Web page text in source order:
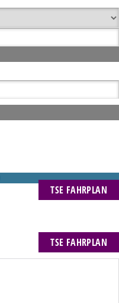
TSE FAHRPLAN
TSE FAHRPLAN